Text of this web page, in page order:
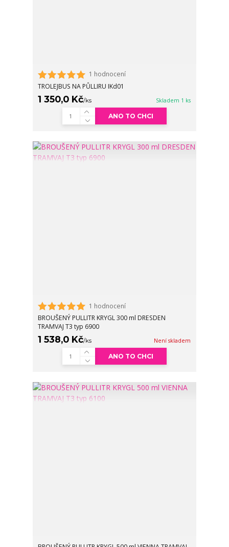
1 hodnocení
TROLEJBUS NA PŮLLIRU IKd01
1 350,0 Kč/ks Skladem 1 ks
ANO TO CHCI
1 hodnocení
BROUŠENÝ PULLITR KRYGL 300 ml DRESDEN
TRAMVAJ T3 typ 6900
1 538,0 Kč/ks Není skladem
ANO TO CHCI